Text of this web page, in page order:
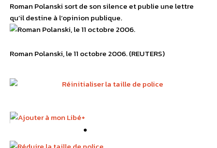
Roman Polanski sort de son silence et publie une lettre
qu’il destine à l’opinion publique.
Roman Polanski, le 11 octobre 2006. (REUTERS)